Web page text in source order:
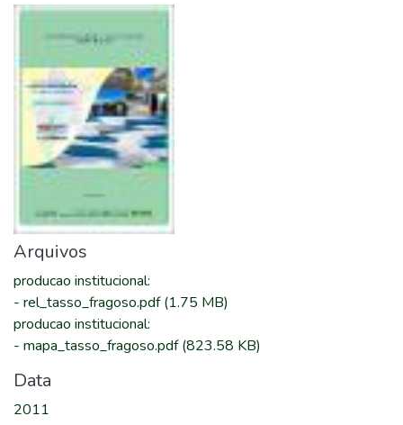
Arquivos
producao institucional:
- rel_tasso_fragoso.pdf(1.75 MB)
producao institucional:
- mapa_tasso_fragoso.pdf(823.58 KB)
Data
2011